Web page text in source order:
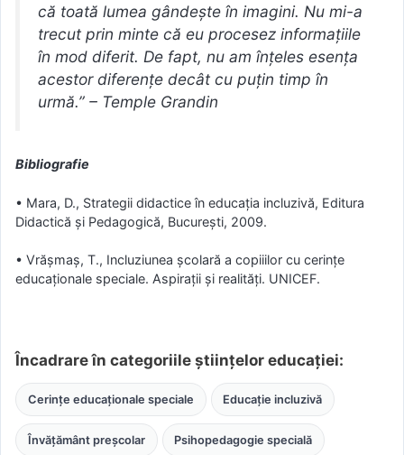
că toată lumea gândeşte în imagini. Nu mi-a
trecut prin minte că eu procesez informaţiile
în mod diferit. De fapt, nu am înţeles esenţa
acestor diferenţe decât cu puţin timp în
urmă.” – Temple Grandin
Bibliografie
• Mara, D., Strategii didactice în educaţia incluzivă, Editura
Didactică şi Pedagogică, Bucureşti, 2009.
• Vrăşmaş, T., Incluziunea şcolară a copiiilor cu cerinţe
educaţionale speciale. Aspiraţii şi realităţi. UNICEF.
Încadrare în categoriile științelor educației:
Cerințe educaționale speciale Educație incluzivă
Învățământ preșcolar Psihopedagogie specială